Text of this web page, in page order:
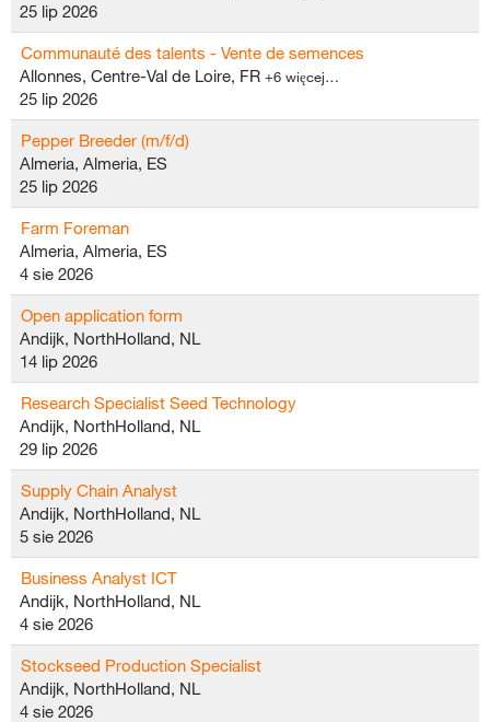
25 lip 2026
Communauté des talents - Vente de semences
Allonnes, Centre-Val de Loire, FR +6 więcej…
25 lip 2026
Pepper Breeder (m/f/d)
Almeria, Almeria, ES
25 lip 2026
Farm Foreman
Almeria, Almeria, ES
4 sie 2026
Open application form
Andijk, NorthHolland, NL
14 lip 2026
Research Specialist Seed Technology
Andijk, NorthHolland, NL
29 lip 2026
Supply Chain Analyst
Andijk, NorthHolland, NL
5 sie 2026
Business Analyst ICT
Andijk, NorthHolland, NL
4 sie 2026
Stockseed Production Specialist
Andijk, NorthHolland, NL
4 sie 2026